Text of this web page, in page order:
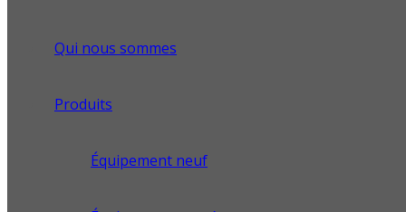
Qui nous sommes
Produits
Équipement neuf